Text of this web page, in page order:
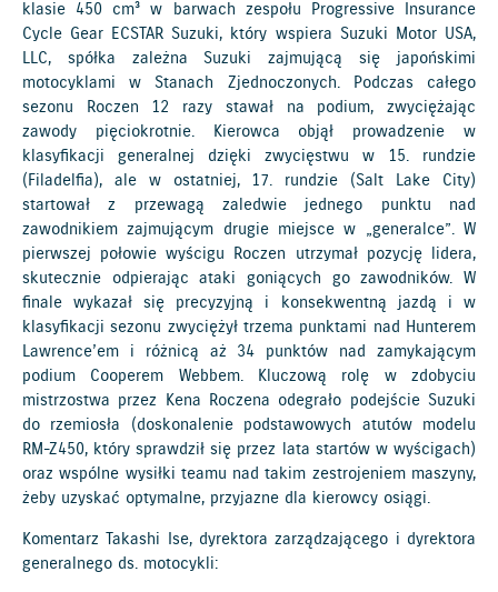
klasie 450 cm³ w barwach zespołu Progressive Insurance
Cycle Gear ECSTAR Suzuki, który wspiera Suzuki Motor USA,
LLC, spółka zależna Suzuki zajmującą się japońskimi
motocyklami w Stanach Zjednoczonych. Podczas całego
sezonu Roczen 12 razy stawał na podium, zwyciężając
zawody pięciokrotnie. Kierowca objął prowadzenie w
klasyfikacji generalnej dzięki zwycięstwu w 15. rundzie
(Filadelfia), ale w ostatniej, 17. rundzie (Salt Lake City)
startował z przewagą zaledwie jednego punktu nad
zawodnikiem zajmującym drugie miejsce w „generalce”. W
pierwszej połowie wyścigu Roczen utrzymał pozycję lidera,
skutecznie odpierając ataki goniących go zawodników. W
finale wykazał się precyzyjną i konsekwentną jazdą i w
klasyfikacji sezonu zwyciężył trzema punktami nad Hunterem
Lawrence’em i różnicą aż 34 punktów nad zamykającym
podium Cooperem Webbem. Kluczową rolę w zdobyciu
mistrzostwa przez Kena Roczena odegrało podejście Suzuki
do rzemiosła (doskonalenie podstawowych atutów modelu
RM-Z450, który sprawdził się przez lata startów w wyścigach)
oraz wspólne wysiłki teamu nad takim zestrojeniem maszyny,
żeby uzyskać optymalne, przyjazne dla kierowcy osiągi.
Komentarz Takashi Ise, dyrektora zarządzającego i dyrektora
generalnego ds. motocykli: